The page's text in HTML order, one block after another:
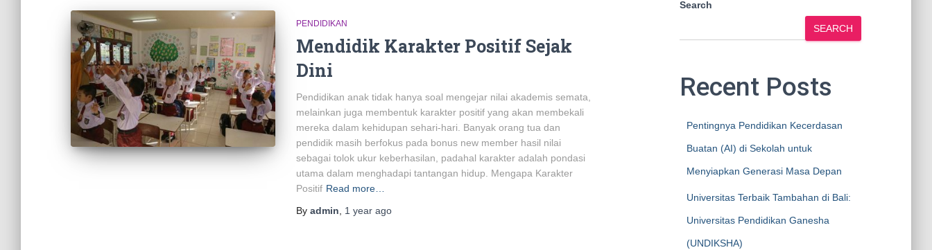
PENDIDIKAN
Mendidik Karakter Positif Sejak
Dini
Pendidikan anak tidak hanya soal mengejar nilai akademis semata,
melainkan juga membentuk karakter positif yang akan membekali
mereka dalam kehidupan sehari-hari. Banyak orang tua dan
pendidik masih berfokus pada bonus new member hasil nilai
sebagai tolok ukur keberhasilan, padahal karakter adalah pondasi
utama dalam menghadapi tantangan hidup. Mengapa Karakter
Positif Read more…
By admin 1 year ago
Search
SEARCH
Recent Posts
Pentingnya Pendidikan Kecerdasan
Buatan (AI) di Sekolah untuk
Menyiapkan Generasi Masa Depan
Universitas Terbaik Tambahan di Bali:
Universitas Pendidikan Ganesha
(UNDIKSHA)